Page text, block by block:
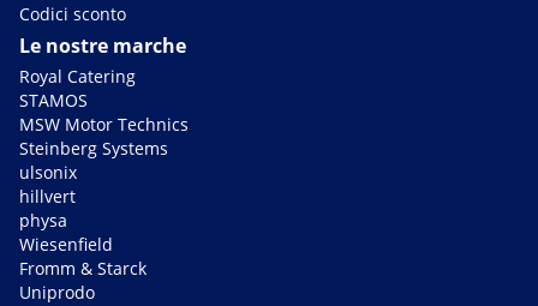
Codici sconto
Le nostre marche
Royal Catering
STAMOS
MSW Motor Technics
Steinberg Systems
ulsonix
hillvert
physa
Wiesenfield
Fromm & Starck
Uniprodo